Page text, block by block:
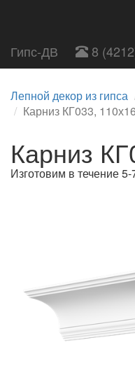
Гипс-ДВ 8
Лепной декор из гипса
Карниз КГ033,
Карниз
Изготовим в течение